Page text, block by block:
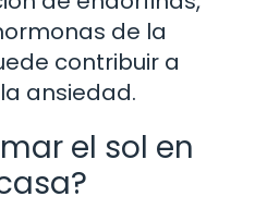
de la
contribuir a
ansiedad.
el sol en